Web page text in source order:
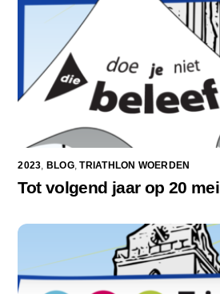
2023 BLOG,TRIATHLON WOERDEN
Tot volgend jaar op 20 mei